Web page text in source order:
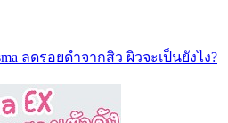
ลดรอยดำจากสิว ผิวจะเป็นยังไง?